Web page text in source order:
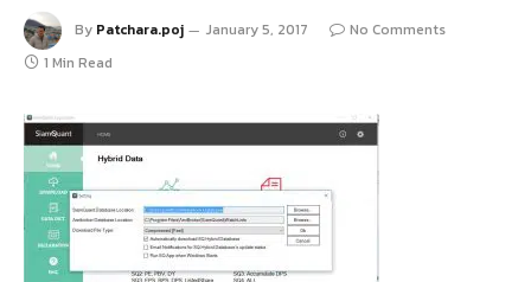
By Patchara.poj January 5, 2017
No Comments
1 Min Read